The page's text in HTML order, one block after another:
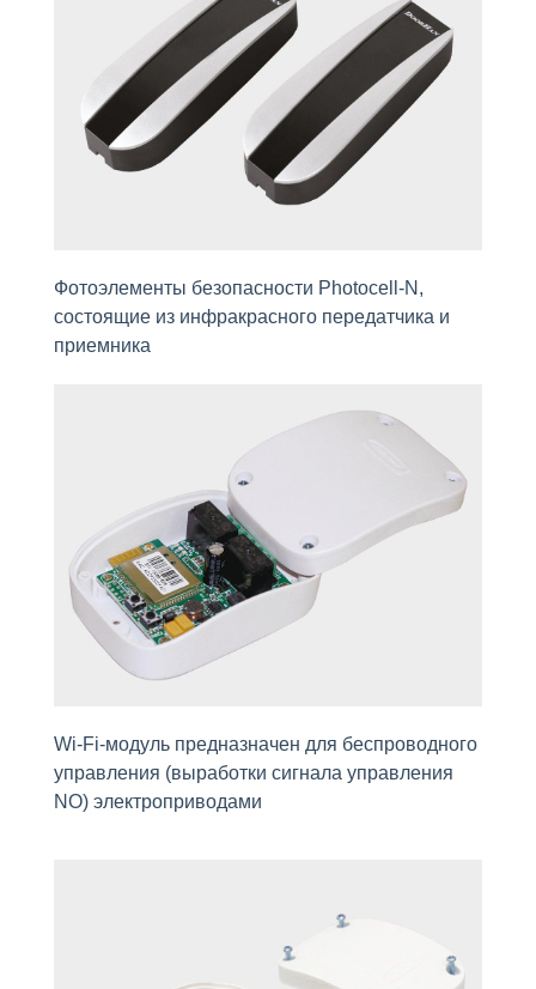
Фотоэлементы безопасности Photocell-N,
состоящие из инфракрасного передатчика и
приемника
Wi-Fi-модуль предназначен для беспроводного
управления (выработки сигнала управления
NO) электроприводами